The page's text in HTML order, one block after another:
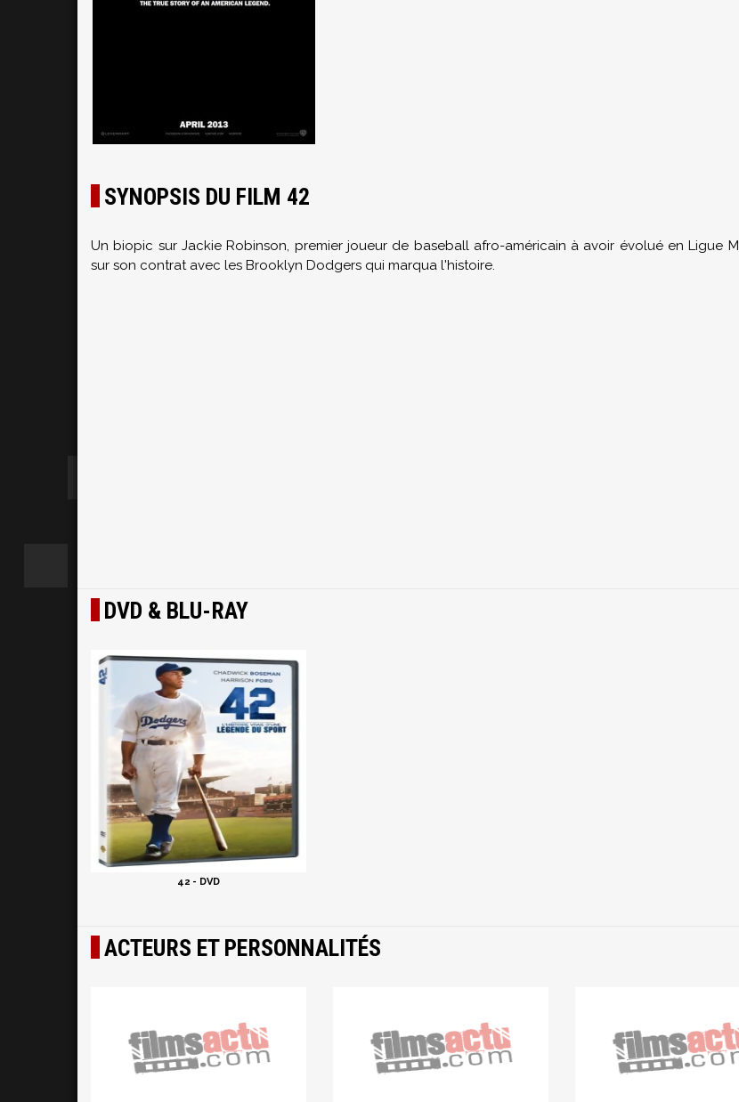
SYNOPSIS DU FILM 42
Un biopic sur Jackie Robinson, premier joueur de baseball afro-américain à avoir évolué en Ligue
sur son contrat avec les Brooklyn Dodgers qui marqua l'histoire.
DVD & BLU-RAY
42 - DVD
ACTEURS ET PERSONNALITÉS